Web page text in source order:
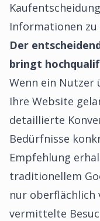
Informationen zu
Der
bringt
Wenn ein Nutzer
Ihre Website
detaillierte
Bedürfnisse
Empfehlung
traditionellem
nur oberflächlich
vermittelte